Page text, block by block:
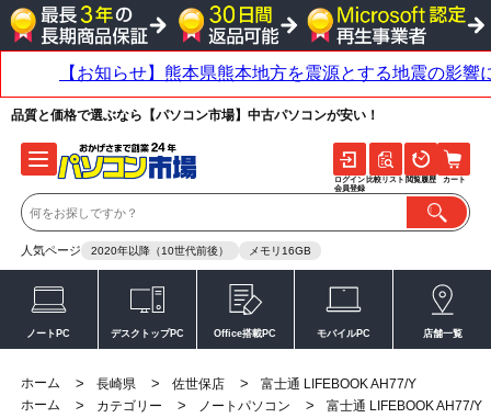
品質と価格で選ぶなら【パソコン市場】中古パソコンが安い！
人気ページ 2020年以降（10世代前後） メモリ16GB
ログイン
会員登録
比較リスト 閲覧履歴 カート
ノートPC デスクトップPC Office搭載PC モバイルPC 店舗一覧
ホーム > 長崎県 > 佐世保店 >
富士通 LIFEBOOK AH77/Y
ホーム
> カテゴリー > ノートパソコン >
富士通 LIFEBOOK AH77/Y